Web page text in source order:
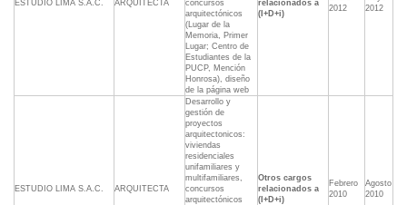
ESTUDIO LIMA S.A.C. ARQUITECTA
concursos
arquitectónicos
(Lugar de la
Memoria, Primer
Lugar; Centro de
Estudiantes de la
PUCP, Mención
Honrosa), diseño
de la página web
relacionados a
(I+D+i)
2012
2012
ESTUDIO LIMA S.A.C. ARQUITECTA
Desarrollo y
gestión de
proyectos
arquitectonicos:
viviendas
residenciales
unifamiliares y
multifamiliares,
concursos
arquitectónicos
Otros cargos
relacionados a
(I+D+i)
Febrero
2010
Agosto
2010